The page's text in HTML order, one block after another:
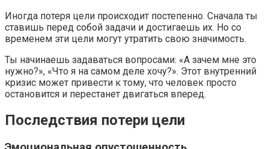
Иногда потеря цели происходит постепенно. Сначала ты
ставишь перед собой задачи и достигаешь их. Но со
временем эти цели могут утратить свою значимость.
Ты начинаешь задаваться вопросами: «А зачем мне это
нужно?», «Что я на самом деле хочу?». Этот внутренний
кризис может привести к тому, что человек просто
остановится и перестанет двигаться вперед.
Последствия потери цели